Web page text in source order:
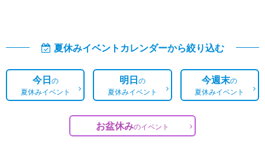
夏休みイベントカレンダーから絞り込む
今日の
夏休みイベント
明日の
夏休みイベント
今週末の
夏休みイベント
お盆休みのイベント